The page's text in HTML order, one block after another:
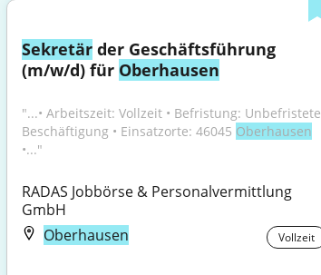
Sekretär der Geschäftsführung
(m/w/d) für Oberhausen
"...• Arbeitszeit: Vollzeit • Befristung: Unbefristete
Beschäftigung • Einsatzorte: 46045 Oberhausen
•..."
RADAS Jobbörse & Personalvermittlung
GmbH
Oberhausen
Vollzeit